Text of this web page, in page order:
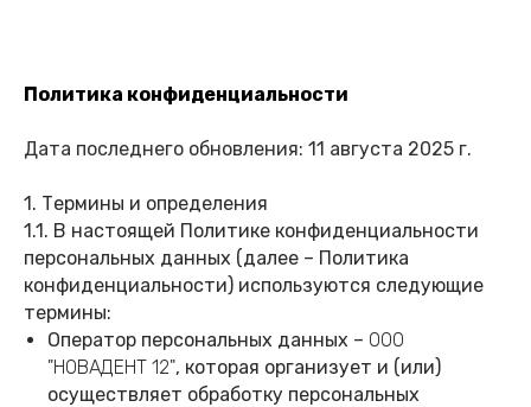
Политика конфиденциальности
Дата последнего обновления: 11 августа 2025 г.
1. Термины и определения
1.1. В настоящей Политике конфиденциальности
персональных данных (далее – Политика
конфиденциальности) используются следующие
термины:
Оператор персональных данных – ООО
"НОВАДЕНТ 12", которая организует и (или)
осуществляет обработку персональных